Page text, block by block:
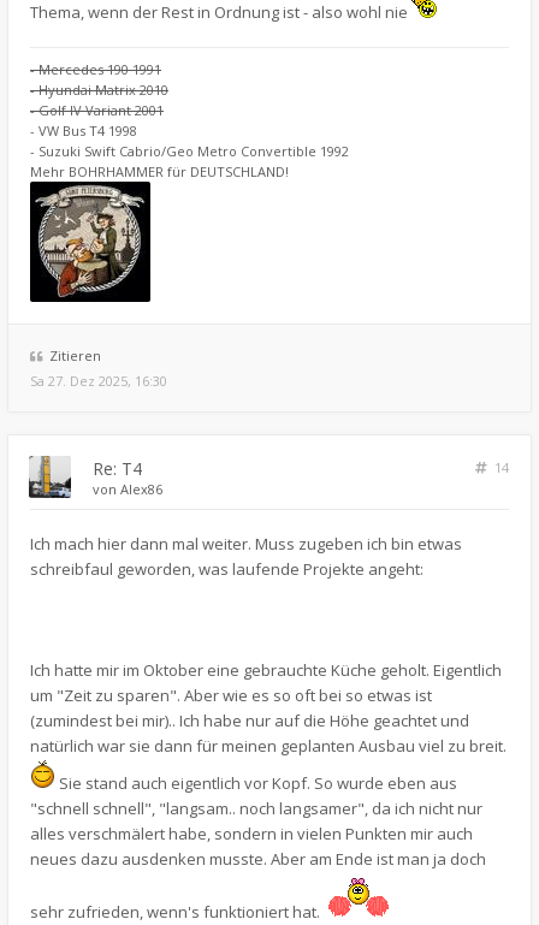
Thema, wenn der Rest in Ordnung ist - also wohl nie
- Mercedes 190 1991
- Hyundai Matrix 2010
- Golf IV Variant 2001
- VW Bus T4 1998
- Suzuki Swift Cabrio/Geo Metro Convertible 1992
Mehr BOHRHAMMER für DEUTSCHLAND!
Zitieren
Sa 27. Dez 2025, 16:30
Re: T4
14
von Alex86
Ich mach hier dann mal weiter. Muss zugeben ich bin etwas
schreibfaul geworden, was laufende Projekte angeht:
Ich hatte mir im Oktober eine gebrauchte Küche geholt. Eigentlich
um "Zeit zu sparen". Aber wie es so oft bei so etwas ist
(zumindest bei mir).. Ich habe nur auf die Höhe geachtet und
natürlich war sie dann für meinen geplanten Ausbau viel zu breit.
Sie stand auch eigentlich vor Kopf. So wurde eben aus
"schnell schnell", "langsam.. noch langsamer", da ich nicht nur
alles verschmälert habe, sondern in vielen Punkten mir auch
neues dazu ausdenken musste. Aber am Ende ist man ja doch
sehr zufrieden, wenn's funktioniert hat.